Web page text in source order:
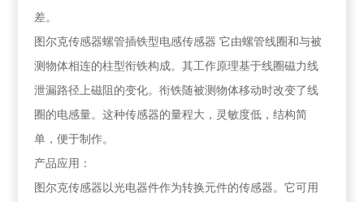
差。
图尔克传感器螺管插铁型电感传感器 它由螺管线圈和与被
测物体相连的柱型衔铁构成。其工作原理基于线圈磁力线
泄漏路径上磁阻的变化。衔铁随被测物体移动时改变了线
圈的电感量。这种传感器的量程大，灵敏度低，结构简
单，便于制作。
产品应用：
图尔克传感器以光电器件作为转换元件的传感器。它可用